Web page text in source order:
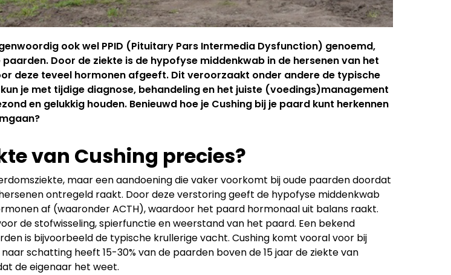
ook wel PPID (Pituitary Pars Intermedia Dysfunction) genoemd,
Door de ziekte is de hypofyse middenkwab in de hersenen van het
deze teveel hormonen afgeeft. Dit veroorzaakt onder andere de typische
je met tijdige diagnose, behandeling en het juiste (voedings)management
en gelukkig houden. Benieuwd hoe je Cushing bij je paard kunt herkennen
van Cushing precies?
maar een aandoening die vaker voorkomt bij oude paarden doordat
ontregeld raakt. Door deze verstoring geeft de hypofyse middenkwab
af (waaronder ACTH), waardoor het paard hormonaal uit balans raakt.
de stofwisseling, spierfunctie en weerstand van het paard. Een bekend
is bijvoorbeeld de typische krullerige vacht. Cushing komt vooral voor bij
schatting heeft 15-30% van de paarden boven de 15 jaar de ziekte van
de eigenaar het weet.